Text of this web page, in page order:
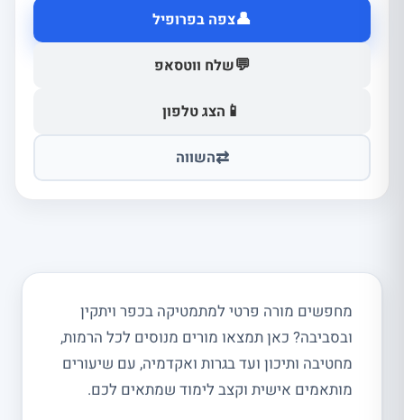
👤צפה בפרופיל
💬שלח ווטסאפ
📱 הצג טלפון
⇄השווה
מחפשים מורה פרטי למתמטיקה בכפר ויתקין
ובסביבה? כאן תמצאו מורים מנוסים לכל הרמות,
מחטיבה ותיכון ועד בגרות ואקדמיה, עם שיעורים
מותאמים אישית וקצב לימוד שמתאים לכם.